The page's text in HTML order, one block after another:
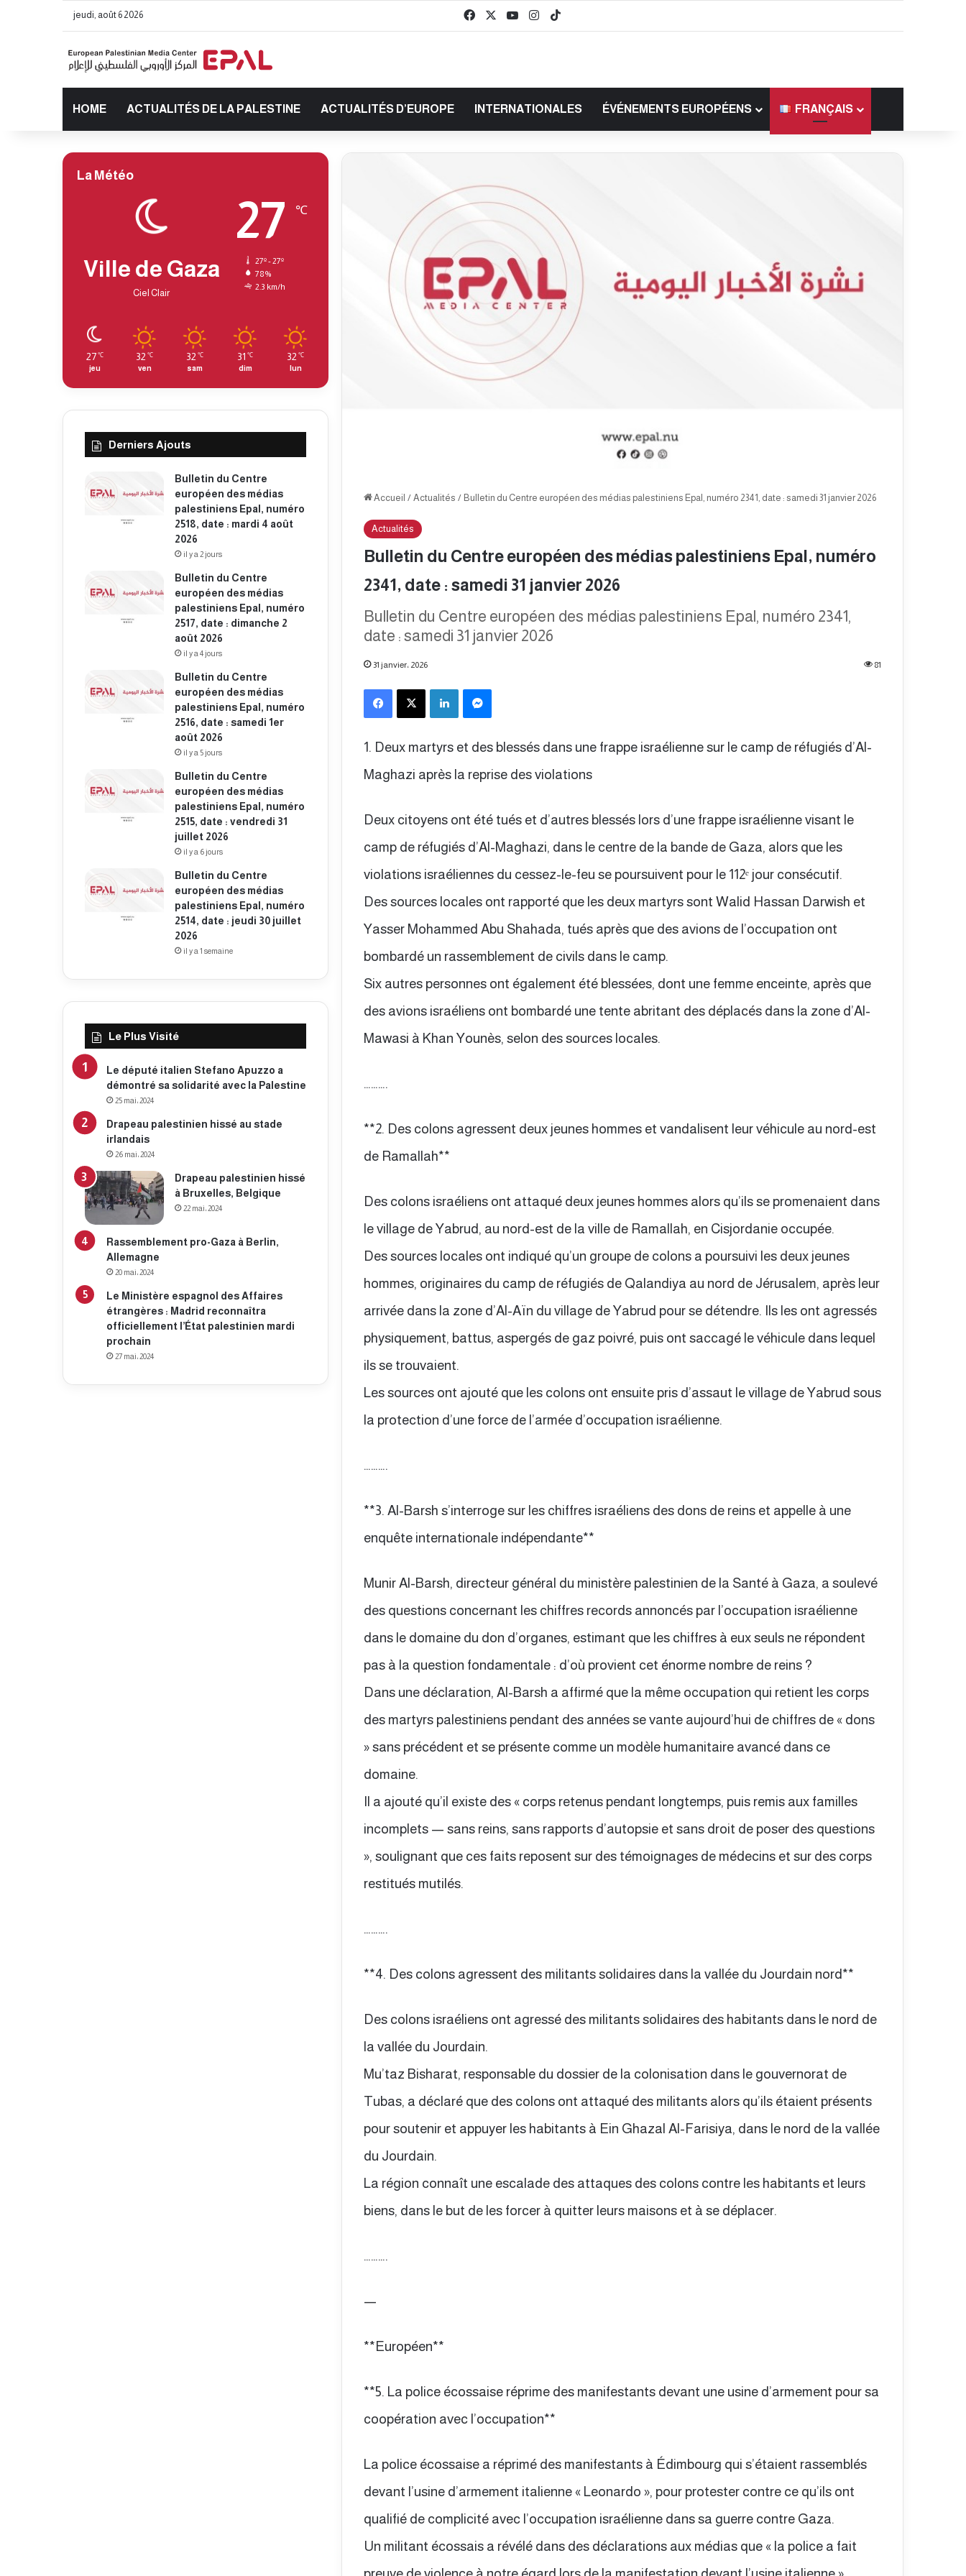
jeudi, août 6 2026 Facebook YouTubeInstagram
HOME ACTUALITÉS DE LA PALESTINE ACTUALITÉS D’EUROPE INTERNATIONALES ÉVÉNEMENTS EUROPÉENS FRANÇAIS
Accueil / Actualités / Bulletin du Centre européen des médias palestiniens Epal, numéro 2341, date : samedi 31 janvier 2026
Actualités
Bulletin du Centre européen des médias palestiniens Epal, numéro
2341, date : samedi 31 janvier 2026
Bulletin du Centre européen des médias palestiniens Epal, numéro 2341,
date : samedi 31 janvier 2026
31 janvier، 2026 81
Facebook X Linkedin
1. Deux martyrs et des blessés dans une frappe israélienne sur le camp de réfugiés d’Al-
Maghazi après la reprise des violations
Deux citoyens ont été tués et d’autres blessés lors d’une frappe israélienne visant le
camp de réfugiés d’Al-Maghazi, dans le centre de la bande de Gaza, alors que les
violations israéliennes du cessez-le-feu se poursuivent pour le 112ᵉ jour consécutif.
Des sources locales ont rapporté que les deux martyrs sont Walid Hassan Darwish et
Yasser Mohammed Abu Shahada, tués après que des avions de l’occupation ont
bombardé un rassemblement de civils dans le camp.
Six autres personnes ont également été blessées, dont une femme enceinte, après que
des avions israéliens ont bombardé une tente abritant des déplacés dans la zone d’Al-
Mawasi à Khan Younès, selon des sources locales.
……….
**2. Des colons agressent deux jeunes hommes et vandalisent leur véhicule au nord-est
de Ramallah**
Des colons israéliens ont attaqué deux jeunes hommes alors qu’ils se promenaient dans
le village de Yabrud, au nord-est de la ville de Ramallah, en Cisjordanie occupée.
Des sources locales ont indiqué qu’un groupe de colons a poursuivi les deux jeunes
hommes, originaires du camp de réfugiés de Qalandiya au nord de Jérusalem, après leur
arrivée dans la zone d’Al-Aïn du village de Yabrud pour se détendre. Ils les ont agressés
physiquement, battus, aspergés de gaz poivré, puis ont saccagé le véhicule dans lequel
ils se trouvaient.
Les sources ont ajouté que les colons ont ensuite pris d’assaut le village de Yabrud sous
la protection d’une force de l’armée d’occupation israélienne.
……….
**3. Al-Barsh s’interroge sur les chiffres israéliens des dons de reins et appelle à une
enquête internationale indépendante**
Munir Al-Barsh, directeur général du ministère palestinien de la Santé à Gaza, a soulevé
des questions concernant les chiffres records annoncés par l’occupation israélienne
dans le domaine du don d’organes, estimant que les chiffres à eux seuls ne répondent
pas à la question fondamentale : d’où provient cet énorme nombre de reins ?
Dans une déclaration, Al-Barsh a affirmé que la même occupation qui retient les corps
des martyrs palestiniens pendant des années se vante aujourd’hui de chiffres de « dons
» sans précédent et se présente comme un modèle humanitaire avancé dans ce
domaine.
Il a ajouté qu’il existe des « corps retenus pendant longtemps, puis remis aux familles
incomplets — sans reins, sans rapports d’autopsie et sans droit de poser des questions
», soulignant que ces faits reposent sur des témoignages de médecins et sur des corps
restitués mutilés.
……….
**4. Des colons agressent des militants solidaires dans la vallée du Jourdain nord**
Des colons israéliens ont agressé des militants solidaires des habitants dans le nord de
la vallée du Jourdain.
Mu’taz Bisharat, responsable du dossier de la colonisation dans le gouvernorat de
Tubas, a déclaré que des colons ont attaqué des militants alors qu’ils étaient présents
pour soutenir et appuyer les habitants à Ein Ghazal Al-Farisiya, dans le nord de la vallée
du Jourdain.
La région connaît une escalade des attaques des colons contre les habitants et leurs
biens, dans le but de les forcer à quitter leurs maisons et à se déplacer.
……….
—
**Européen**
**5. La police écossaise réprime des manifestants devant une usine d’armement pour sa
coopération avec l’occupation**
La police écossaise a réprimé des manifestants à Édimbourg qui s’étaient rassemblés
devant l’usine d’armement italienne « Leonardo », pour protester contre ce qu’ils ont
qualifié de complicité avec l’occupation israélienne dans sa guerre contre Gaza.
Un militant écossais a révélé dans des déclarations aux médias que « la police a fait
La Météo
Ville de Gaza
Ciel Clair
27 ℃
27º - 27º
78%
2.3 km/h
27 ℃
jeu
32 ℃
ven
32 ℃
sam
31 ℃
dim
32 ℃
lun
Derniers Ajouts
Bulletin du Centre
européen des médias
palestiniens Epal, numéro
2518, date : mardi 4 août
2026
il y a 2 jours
Bulletin du Centre
européen des médias
palestiniens Epal, numéro
2517, date : dimanche 2
août 2026
il y a 4 jours
Bulletin du Centre
européen des médias
palestiniens Epal, numéro
2516, date : samedi 1er
août 2026
il y a 5 jours
Bulletin du Centre
européen des médias
palestiniens Epal, numéro
2515, date : vendredi 31
juillet 2026
il y a 6 jours
Bulletin du Centre
européen des médias
palestiniens Epal, numéro
2514, date : jeudi 30 juillet
2026
il y a 1 semaine
Le Plus Visité
Le député italien Stefano Apuzzo a
démontré sa solidarité avec la Palestine
25 mai، 2024
Drapeau palestinien hissé au stade
irlandais
26 mai، 2024
Drapeau palestinien hissé
à Bruxelles, Belgique
22 mai، 2024
Rassemblement pro-Gaza à Berlin,
Allemagne
20 mai، 2024
Le Ministère espagnol des Affaires
étrangères : Madrid reconnaîtra
officiellement l’État palestinien mardi
prochain
27 mai، 2024